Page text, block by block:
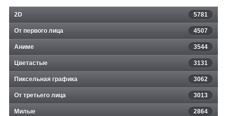
2D 5781
От первого лица 4507
Аниме 3544
Цветастые 3131
Пиксельная графика 3062
От третьего лица 3013
Милые 2864